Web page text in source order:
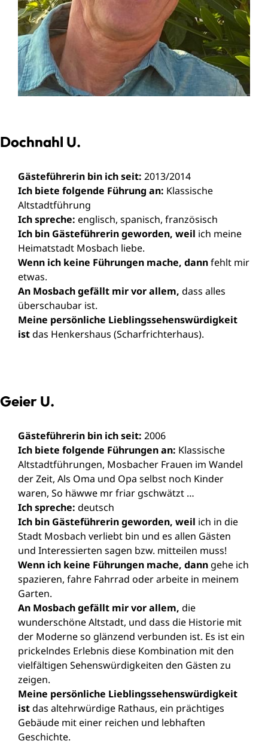
Dochnahl U.
Gästeführerin bin ich seit: 2013/2014
Ich biete folgende Führung an: Klassische
Altstadtführung
Ich spreche: englisch, spanisch, französisch
Ich bin Gästeführerin geworden, weil ich meine
Heimatstadt Mosbach liebe.
Wenn ich keine Führungen mache, dannfehlt mir
etwas.
An Mosbach gefällt mir vor allem, dass alles
überschaubar ist.
Meine persönliche Lieblingssehenswürdigkeit
istdas Henkershaus (Scharfrichterhaus).
Geier U.
Gästeführerin bin ich seit: 2006
Ich biete folgende Führungen an: Klassische
Altstadtführungen, Mosbacher Frauen im Wandel
der Zeit, Als Oma und Opa selbst noch Kinder
waren, So häwwe mr friar gschwätzt …
Ich spreche: deutsch
Ich bin Gästeführerin geworden, weil ich in die
Stadt Mosbach verliebt bin und es allen Gästen
und Interessierten sagen bzw. mitteilen muss!
Wenn ich keine Führungen mache, dann gehe ich
spazieren, fahre Fahrrad oder arbeite in meinem
Garten.
An Mosbach gefällt mir vor allem, die
wunderschöne Altstadt, und dass die Historie mit
der Moderne so glänzend verbunden ist. Es ist ein
prickelndes Erlebnis diese Kombination mit den
vielfältigen Sehenswürdigkeiten den Gästen zu
zeigen.
Meine persönliche Lieblingssehenswürdigkeit
istdas altehrwürdige Rathaus, ein prächtiges
Gebäude mit einer reichen und lebhaften
Geschichte.